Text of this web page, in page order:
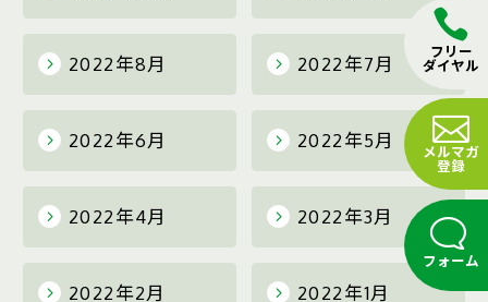
フリー
ダイヤル
メルマガ
登録
フォーム
2022年8月 2022年7月
2022年6月 2022年5月
2022年4月 2022年3月
2022年2月 2022年1月